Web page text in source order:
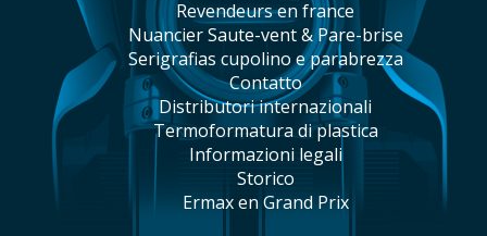
revendeurs en france
Nuancier Saute-vent & Pare-brise
serigrafias cupolino e parabrezza
contatto
distributori internazionali
termoformatura di plastica
informazioni legali
storico
Ermax en Grand Prix